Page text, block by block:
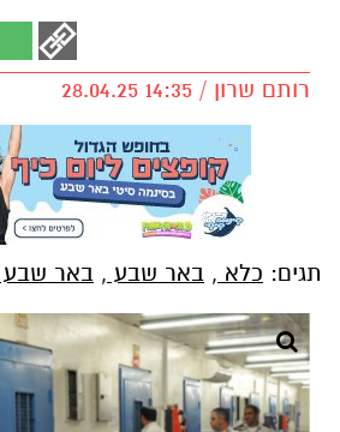
רותם שרון / 14:35 28.04.25
תגים: כלא , באר שבע , באר שבע